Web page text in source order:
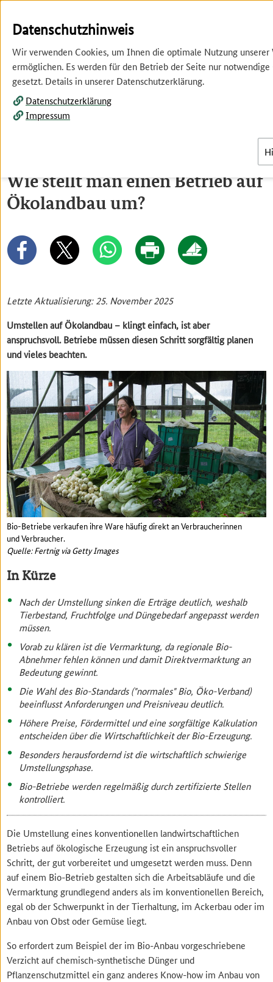
Springe
Hauptnavigation
Springe
Inhalt
Wie stellt man einen Betrieb auf
Ökolandbau um?
Letzte Aktualisierung: 25. November 2025
Umstellen auf Ökolandbau – klingt einfach, ist aber
anspruchsvoll. Betriebe müssen diesen Schritt sorgfältig planen
und vieles beachten.
Bio-Betriebe verkaufen ihre Ware häufig direkt an Verbraucherinnen
und Verbraucher.
Quelle: Fertnig via Getty Images
In Kürze
Nach der Umstellung sinken die Erträge deutlich, weshalb
Tierbestand, Fruchtfolge und Düngebedarf angepasst werden
müssen.
Vorab zu klären ist die Vermarktung, da regionale Bio-
Abnehmer fehlen können und damit Direktvermarktung an
Bedeutung gewinnt.
Die Wahl des Bio-Standards ("normales" Bio, Öko-Verband)
beeinflusst Anforderungen und Preisniveau deutlich.
Höhere Preise, Fördermittel und eine sorgfältige Kalkulation
entscheiden über die Wirtschaftlichkeit der Bio-Erzeugung.
Besonders herausfordernd ist die wirtschaftlich schwierige
Umstellungsphase.
Bio-Betriebe werden regelmäßig durch zertifizierte Stellen
kontrolliert.
Die Umstellung eines konventionellen landwirtschaftlichen
Betriebs auf ökologische Erzeugung ist ein anspruchsvoller
Schritt, der gut vorbereitet und umgesetzt werden muss. Denn
auf einem Bio-Betrieb gestalten sich die Arbeitsabläufe und die
Vermarktung grundlegend anders als im konventionellen Bereich,
egal ob der Schwerpunkt in der Tierhaltung, im Ackerbau oder im
Anbau von Obst oder Gemüse liegt.
So erfordert zum Beispiel der im Bio-Anbau vorgeschriebene
Verzicht auf chemisch-synthetische Dünger und
Pflanzenschutzmittel ein ganz anderes Know-how im Anbau von
Datenschutzhinweis
Wir verwenden Cookies, um Ihnen die optimale Nutzung unserer
ermöglichen. Es werden für den Betrieb der Seite nur notwendige
gesetzt. Details in unserer Datenschutzerklärung.
Datenschutzerklärung
Impressum